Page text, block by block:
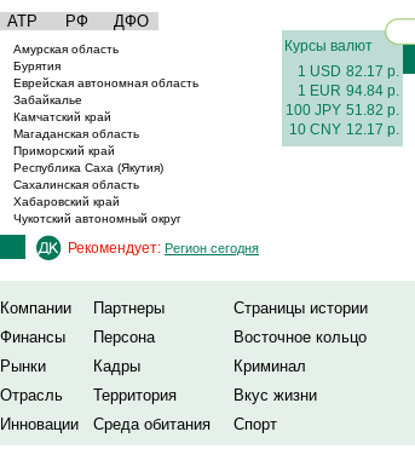
АТР РФ ДФО
Амурская область
Бурятия
Еврейская автономная область
Забайкалье
Камчатский край
Магаданская область
Приморский край
Республика Саха (Якутия)
Сахалинская область
Хабаровский край
Чукотский автономный округ
Курсы валют
1 USD 82.17 р.
1 EUR 94.84 р.
100 JPY 51.82 р.
10 CNY 12.17 р.
Рекомендует: Регион сегодня
Компании Партнеры
Страницы истории
Финансы Персона
Восточное кольцо
Рынки Кадры
Криминал
Отрасль Территория
Вкус жизни
Инновации Среда обитания Спорт